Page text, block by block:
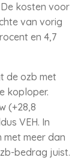
kosten voor
van vorig
en 4,7
de ozb met
koploper.
(+28,8
VEH. In
meer dan
bedrag juist.